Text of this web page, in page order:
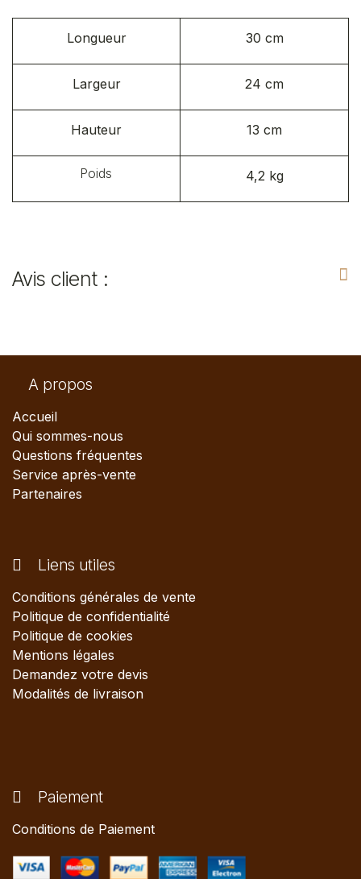
Longueur 30 cm
Largeur 24 cm
Hauteur 13 cm
Poids 4,2 kg​
Avis client :
A propos
Accueil
Qui sommes-nous
Questions fréquentes
Service après-vente
Partenaires
Liens utiles
Conditions générales de vente
Politique de confidentialité
Politique de cookies
Mentions légales
Demandez votre devis
Modalités de livraison
Paiement
Conditions de Paiement